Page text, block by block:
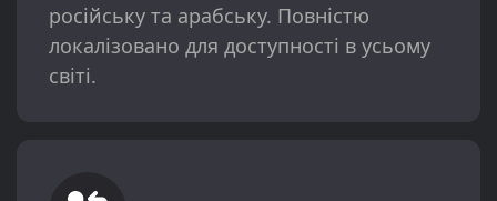
російську та арабську. Повністю
локалізовано для доступності в усьому
світі.